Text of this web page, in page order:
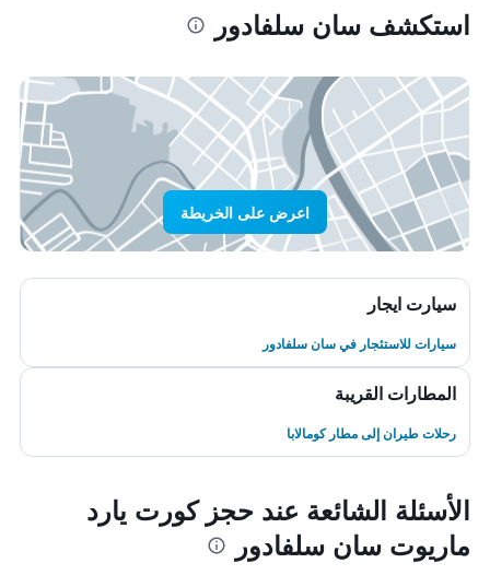
استكشف سان سلفادور
اعرض على الخريطة
سيارت ايجار
سيارات للاستئجار في سان سلفادور
المطارات القريبة
رحلات طيران إلى مطار كومالابا
الأسئلة الشائعة عند حجز كورت يارد
ماريوت سان سلفادور